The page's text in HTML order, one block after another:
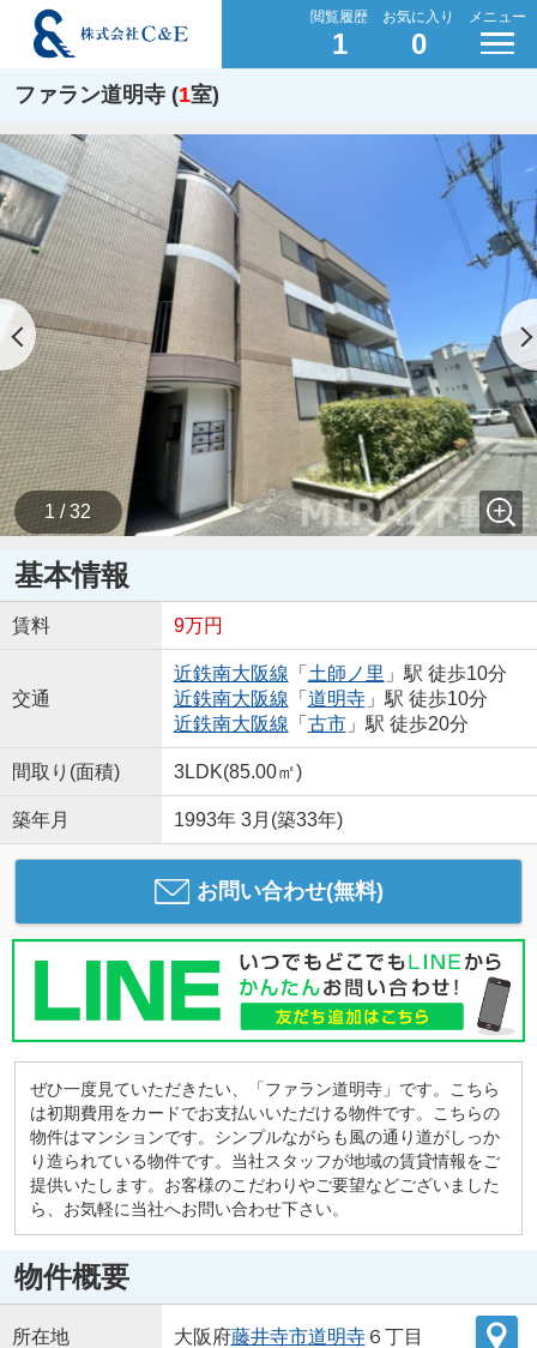
閲覧履歴
1
お気に入り
0
メニュー
ファラン道明寺 (1室)
1 / 32
基本情報
賃料 9万円
交通
近鉄南大阪線 「 土師ノ里 」駅 徒歩10分
近鉄南大阪線 「 道明寺」駅 徒歩10分
近鉄南大阪線 「 古市」駅 徒歩20分
間取り(面積) 3LDK(85.00㎡)
築年月 1993年 3月(築33年)
お問い合わせ(無料)
ぜひ一度見ていただきたい、「ファラン道明寺」です。こちら
は初期費用をカードでお支払いいただける物件です。こちらの
物件はマンションです。シンプルながらも風の通り道がしっか
り造られている物件です。当社スタッフが地域の賃貸情報をご
提供いたします。お客様のこだわりやご要望などございました
ら、お気軽に当社へお問い合わせ下さい。
物件概要
所在地 大阪府藤井寺市道明寺６丁目